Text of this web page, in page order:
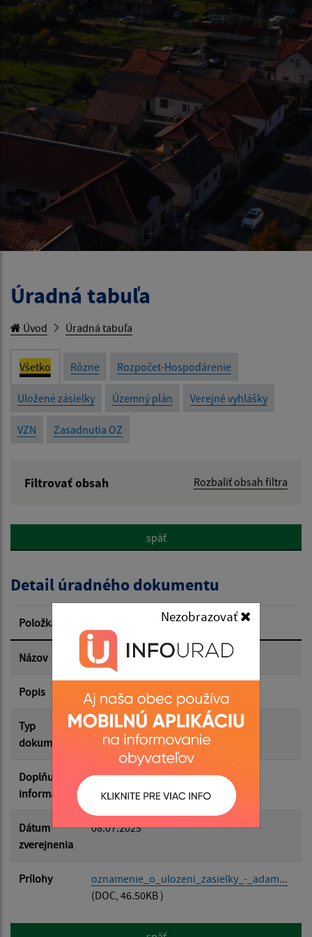
Nezobrazovať
Úradná tabuľa
Úvod Úradná tabuľa
Všetko Rôzne Rozpočet-Hospodárenie
Uložené zásielky Územný plán Verejné vyhlášky
VZN Zasadnutia OZ
Filtrovať obsah Rozbaliť obsah filtra
Popis:
Dátum zverejnenia od:
Dátum zverejnenia do:
Filtrovať Reset
späť
Detail úradného dokumentu
Položka
Názov Oznámenie o uložení zásielky
Popis Adam Banda
Typ
dokumentu
Uložené zásielky
Doplňujúce
informácie
Dátum
zverejnenia
08.07.2025
Prílohy
oznamenie_o_ulozeni_zasielky_-_adam...
(DOC, 46.50KB )